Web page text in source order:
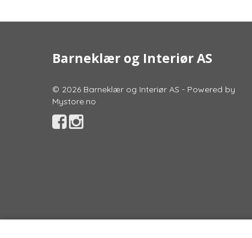
Barneklær og Interiør AS
© 2026 Barneklær og Interiør AS - Powered by
Mystore.no